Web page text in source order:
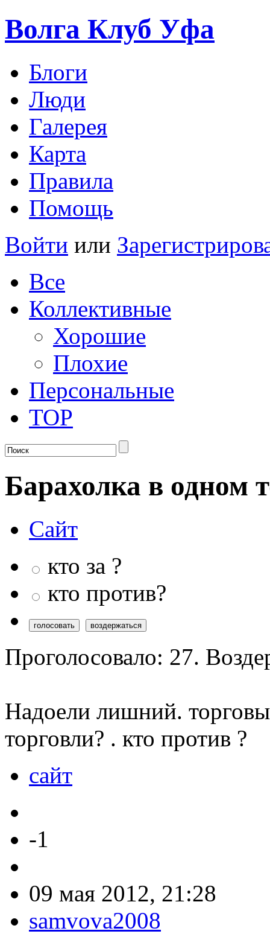
Волга Клуб Уфа
Блоги
Люди
Галерея
Карта
Правила
Помощь
Войти или
Все
Коллективные
Хорошие
Плохие
Персональные
TOP
Барахолка в одном
Сайт
кто за ?
кто против?
Проголосовало: 27.
Надоели лишний.
торговли? . кто против ?
сайт
-1
09 мая 2012, 21:28
samvova2008